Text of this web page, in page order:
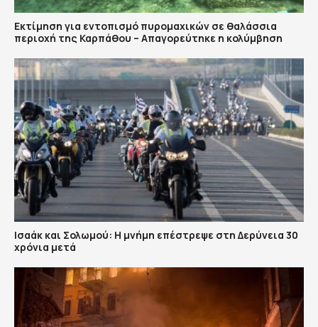
Εκτίμηση για εντοπισμό πυρομαχικών σε θαλάσσια
περιοχή της Καρπάθου – Απαγορεύτηκε η κολύμβηση
Ισαάκ και Σολωμού: Η μνήμη επέστρεψε στη Δερύνεια 30
χρόνια μετά